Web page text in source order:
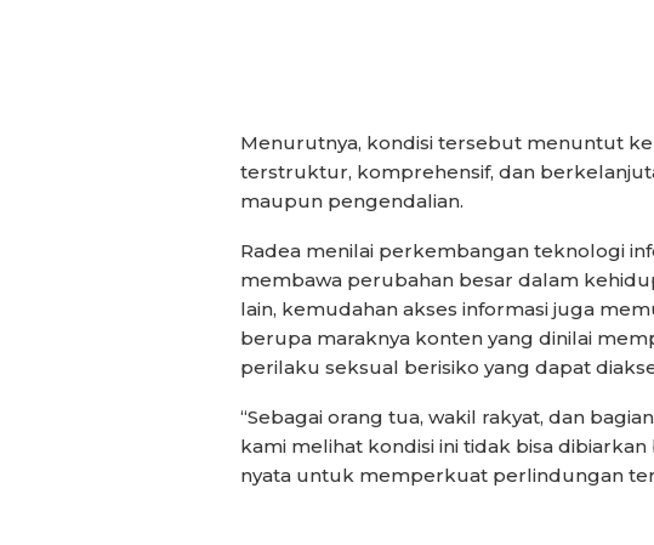
Menurutnya, kondisi tersebut menuntut
terstruktur, komprehensif, dan
maupun pengendalian.
Radea menilai perkembangan teknologi
membawa perubahan besar dalam
lain, kemudahan akses informasi juga
berupa maraknya konten yang dinilai
perilaku seksual berisiko yang dapat
“Sebagai orang tua, wakil rakyat, dan
kami melihat kondisi ini tidak bisa
nyata untuk memperkuat perlindungan